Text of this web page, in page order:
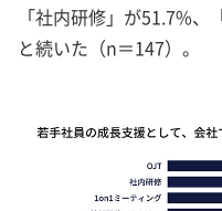
「社内研修」が51.7%
と続いた（n＝147）。